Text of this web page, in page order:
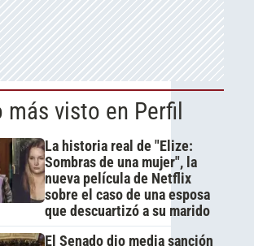
más visto en Perfil
La historia real de "Elize:
Sombras de una mujer", la
nueva película de Netflix
sobre el caso de una esposa
que descuartizó a su marido
El Senado dio media sanción